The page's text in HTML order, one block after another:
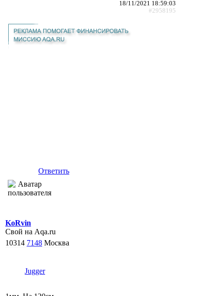
18/11/2021 18:59:03
#2958195
Ответить
KoRvin
Свой на Aqa.ru
10314 7148 Москва
Jugger